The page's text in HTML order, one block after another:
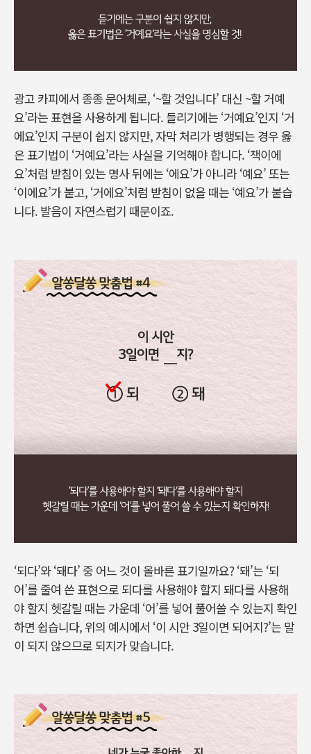
광고 카피에서 종종 문어체로, ‘~할 것입니다’ 대신 ~할 거예
요’라는 표현을 사용하게 됩니다. 들리기에는 ‘거예요’인지 ‘거
에요’인지 구분이 쉽지 않지만, 자막 처리가 병행되는 경우 옳
은 표기법이 ‘거예요’라는 사실을 기억해야 합니다. ‘책이에
요’처럼 받침이 있는 명사 뒤에는 ‘에요’가 아니라 ‘예요’ 또는
‘이에요’가 붙고, ‘거에요’처럼 받침이 없을 때는 ‘예요’가 붙습
니다. 발음이 자연스럽기 때문이죠.
‘되다’와 ‘돼다’ 중 어느 것이 올바른 표기일까요? ‘돼’는 ‘되
어’를 줄여 쓴 표현으로 되다를 사용해야 할지 돼다를 사용해
야 할지 헷갈릴 때는 가운데 ‘어’를 넣어 풀어쓸 수 있는지 확인
하면 쉽습니다, 위의 예시에서 ‘이 시안 3일이면 되어지?’는 말
이 되지 않으므로 되지가 맞습니다.